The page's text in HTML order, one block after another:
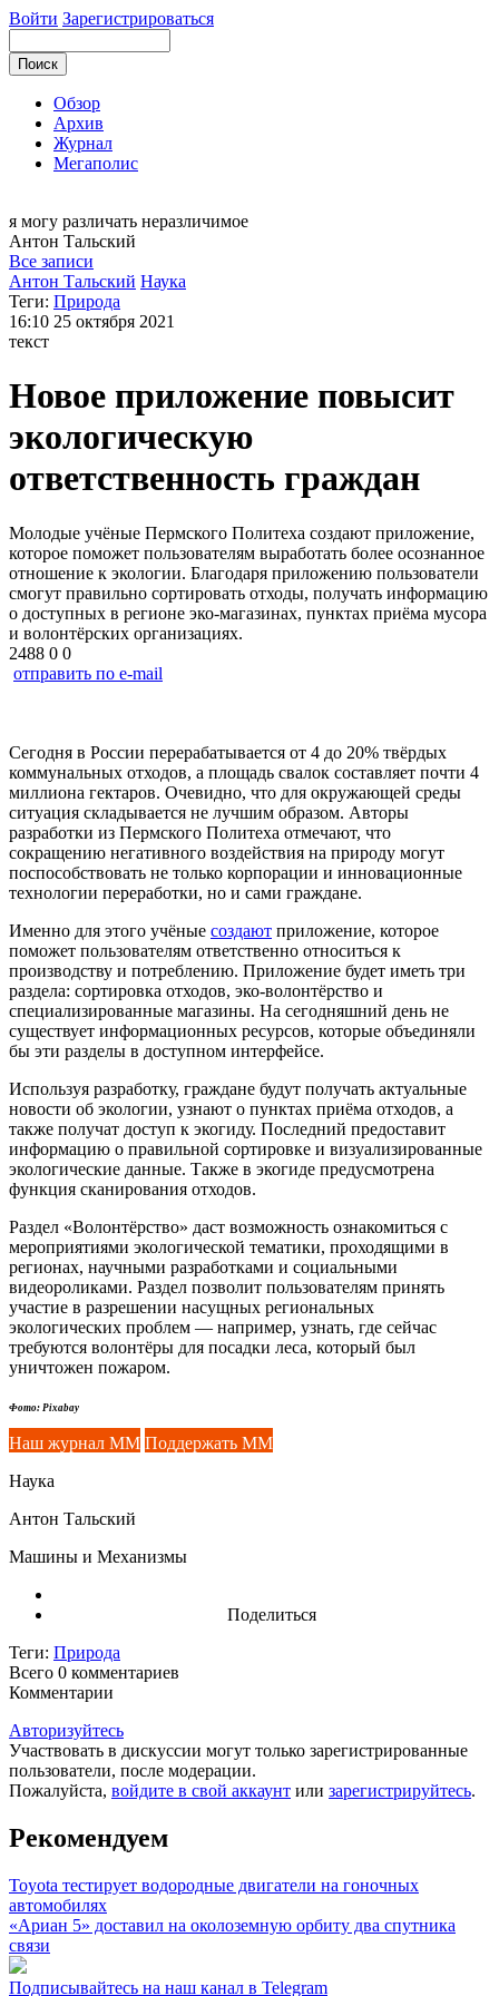
Войти Зарегистрироваться
Обзор
Архив
Журнал
Мегаполис
я могу различать неразличимое
Антон Тальский
Все записи
Антон Тальский Наука
Теги: Природа
16:10 25 октября 2021
текст
Новое приложение повысит
экологическую
ответственность граждан
Молодые учёные Пермского Политеха создают приложение,
которое поможет пользователям выработать более осознанное
отношение к экологии. Благодаря приложению пользователи
смогут правильно сортировать отходы, получать информацию
о доступных в регионе эко-магазинах, пунктах приёма мусора
и волонтёрских организациях.
2488 0 0
отправить по e-mail
Сегодня в России перерабатывается от 4 до 20% твёрдых
коммунальных отходов, а площадь свалок составляет почти 4
миллиона гектаров. Очевидно, что для окружающей среды
ситуация складывается не лучшим образом. Авторы
разработки из Пермского Политеха отмечают, что
сокращению негативного воздействия на природу могут
поспособствовать не только корпорации и инновационные
технологии переработки, но и сами граждане.
Именно для этого учёные создают приложение, которое
поможет пользователям ответственно относиться к
производству и потреблению. Приложение будет иметь три
раздела: сортировка отходов, эко-волонтёрство и
специализированные магазины. На сегодняшний день не
существует информационных ресурсов, которые объединяли
бы эти разделы в доступном интерфейсе.
Используя разработку, граждане будут получать актуальные
новости об экологии, узнают о пунктах приёма отходов, а
также получат доступ к экогиду. Последний предоставит
информацию о правильной сортировке и визуализированные
экологические данные. Также в экогиде предусмотрена
функция сканирования отходов.
Раздел «Волонтёрство» даст возможность ознакомиться с
мероприятиями экологической тематики, проходящими в
регионах, научными разработками и социальными
видеороликами. Раздел позволит пользователям принять
участие в разрешении насущных региональных
экологических проблем — например, узнать, где сейчас
требуются волонтёры для посадки леса, который был
уничтожен пожаром.
Фото: Pixabay
Наш журнал ММ Поддержать ММ
Наука
Антон Тальский
Машины и Механизмы
Поделиться
Теги: Природа
Всего 0 комментариев
Комментарии
Авторизуйтесь
Участвовать в дискуссии могут только зарегистрированные
пользователи, после модерации.
Пожалуйста, войдите в свой аккаунт или зарегистрируйтесь.
Рекомендуем
Toyota тестирует водородные двигатели на гоночных
автомобилях
«Ариан 5» доставил на околоземную орбиту два спутника
связи
Подписывайтесь на наш канал в Telegram